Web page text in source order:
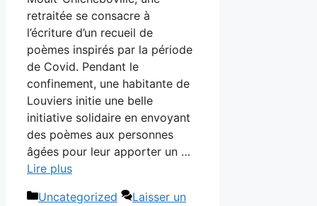
retraitée se consacre à
l’écriture d’un recueil de
poèmes inspirés par la période
de Covid. Pendant le
confinement, une habitante de
Louviers initie une belle
initiative solidaire en envoyant
des poèmes aux personnes
âgées pour leur apporter un …
Lire plus
Catégories
Uncategorized
Laisser un